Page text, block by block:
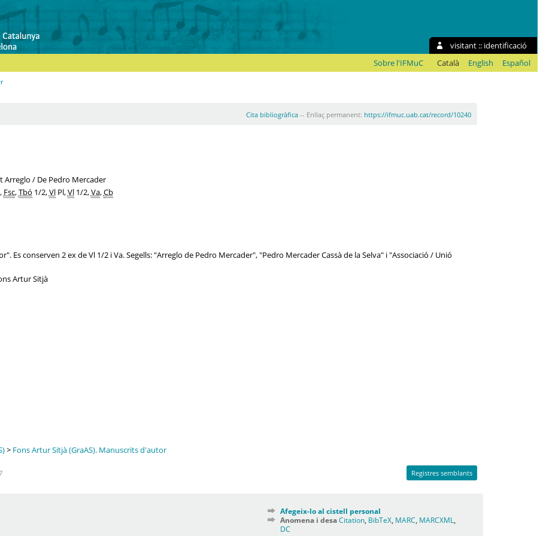
visitant :: identificació
Sobre l'IFMuC Català English Español
Cita bibliogràfica-- Enllaç permanent: https://ifmuc.uab.cat/record/10240
Arreglo / De Pedro Mercader
Fsc,Tbó 1/2,VlPl,Vl1/2,Va,Cb
Es conserven 2 ex de Vl 1/2 i Va. Segells: "Arreglo de Pedro Mercader", "Pedro Mercader Cassà de la Selva" i "Associació / Unió
Artur Sitjà
> Fons Artur Sitjà (GraAS). Manuscrits d'autor
Registres semblants
Afegeix-lo al cistell personal
Anomena i desaCitation BibTeX MARC MARCXML
DC